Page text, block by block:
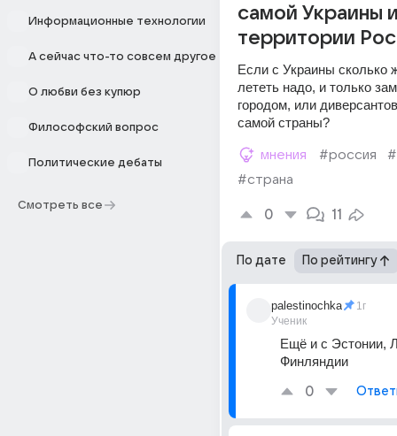
Информационные технологии
А сейчас что-то совсем другое
О любви без купюр
Философский вопрос
Политические дебаты
Смотреть все
самой Украины
территории
Если с Украины сколько
лететь надо, и только
городом, или
самой страны?
мнения #россия
#страна
0 11
По дате По рейтингу
palestinochka
Ученик
1г
Ещё и с Эстонии,
Финляндии
0